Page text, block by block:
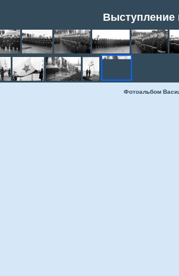
Фотоальбом